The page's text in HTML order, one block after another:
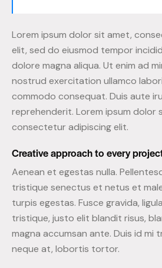
Lorem ipsum dolor sit amet,
elit, sed do eiusmod tempor
dolore magna aliqua. Ut enim ad
nostrud exercitation ullamco
commodo consequat. Duis aute
reprehenderit. Lorem ipsum dolor
consectetur adipiscing elit.
Creative approach to every
Aenean et egestas nulla.
tristique senectus et netus et
turpis egestas. Fusce gravida,
tristique, justo elit blandit risus,
magna accumsan ante. Duis id mi
neque at, lobortis tortor.